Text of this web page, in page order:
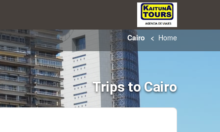
Home
Trips to Cairo